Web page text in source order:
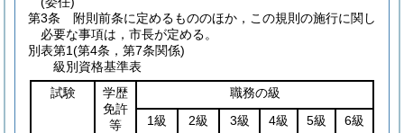
第3条
附則前条に定めるもののほか，この規則の施行に関し
必要な事項は，市長が定める。
別表第1(第4条，第7条関係)
級別資格基準表
試験
学歴
免許
等
職務の級
1級
2級 3級 4級 5級
6級